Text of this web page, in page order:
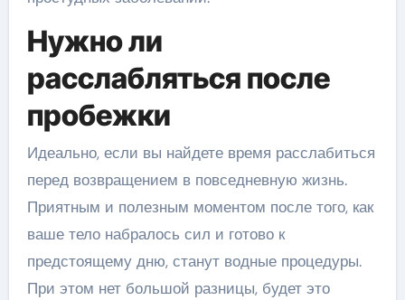
Нужно ли
расслабляться после
пробежки
Идеально, если вы найдете время расслабиться
перед возвращением в повседневную жизнь.
Приятным и полезным моментом после того, как
ваше тело набралось сил и готово к
предстоящему дню, станут водные процедуры.
При этом нет большой разницы, будет это